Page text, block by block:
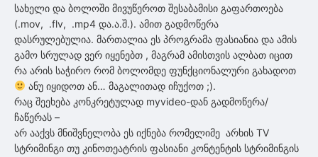
სახელი და ბოლოში მივუწეროთ შესაბამისი გაფართოება
(.mov, .flv, .mp4 და.ა.შ.). ამით გადმოწერა
დასრულებულია. მართალია ეს პროგრამა ფასიანია და ამის
გამო სრულად ვერ იყენებთ , მაგრამ ამისთვის ალბათ იცით
რა არის საჭირო რომ ბოლომდე ფუნქციონალური გახადოთ
ანუ იყიდოთ ან… მაგალითად იჩუქოთ ;).
რაც შეეხება კონკრეტულად myvideo-დან გადმოწერა/
ჩაწერას –
არ ააქვს მნიშვნელობა ეს იქნება რომელიმე არხის TV
სტრიმინგი თუ კინოთეატრის ფასიანი კონტენტის სტრიმინგის